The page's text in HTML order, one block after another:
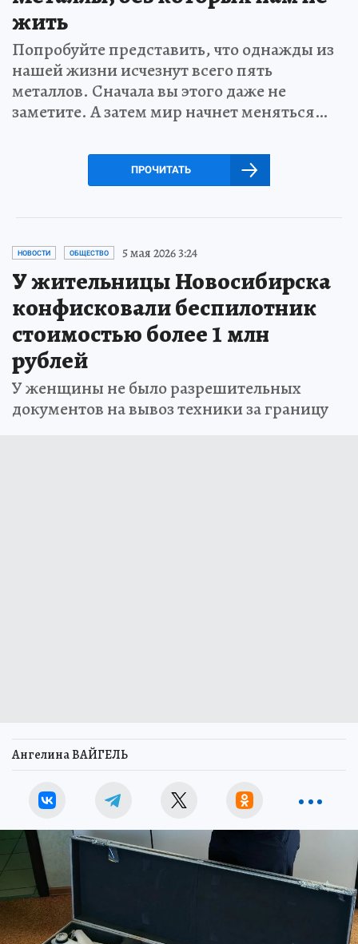
жить
Попробуйте представить, что однажды из
нашей жизни исчезнут всего пять
металлов. Сначала вы этого даже не
заметите. А затем мир начнет меняться…
ПРОЧИТАТЬ
НОВОСТИ ОБЩЕСТВО 5 мая 2026 3:24
У жительницы Новосибирска
конфисковали беспилотник
стоимостью более 1 млн
рублей
У женщины не было разрешительных
документов на вывоз техники за границу
Ангелина ВАЙГЕЛЬ